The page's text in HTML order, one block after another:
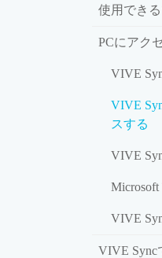
使用でき
PCにアク
VIVE
VIVE
スする
VIVE
VIVE
VIVE Sync